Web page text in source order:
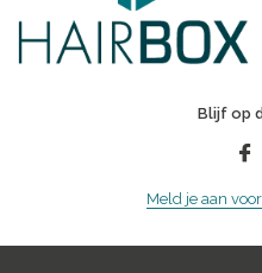
Blijf op
Meld je aan